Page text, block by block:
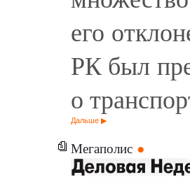
его
РК был
о
Дальше
Мегаполис